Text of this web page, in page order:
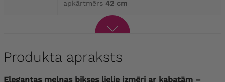
apkārtmērs 42 cm
Produkta apraksts
Elegantas melnas bikses lielie izmēri ar kabatām –